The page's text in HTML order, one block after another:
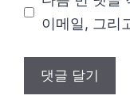
이메일, 그리